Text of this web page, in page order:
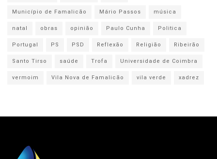
Município de Famalicão
Mário Passos
música
natal
obras opinião Paulo Cunha
Politica
Portugal
PS PSD Reflexão Religião
Ribeirão
Santo Tirso
saúde Trofa
Universidade de Coimbra
vermoim
Vila Nova de Famalicão vila verde xadrez